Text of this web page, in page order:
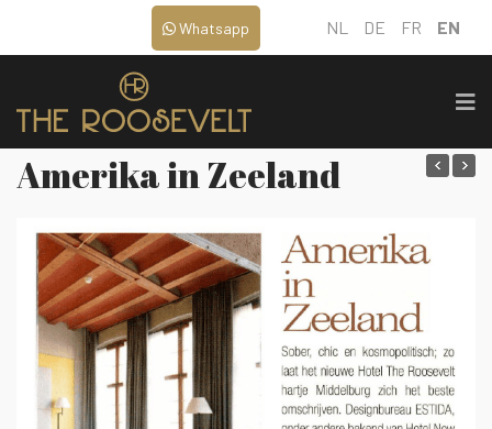
NL DE FR EN
Whatsapp
Amerika in Zeeland